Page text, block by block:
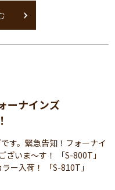
ーナインズ
す。緊急告知！フォーナイ
いま～す！ 「S-800T」
ー入荷！ 「S-810T」